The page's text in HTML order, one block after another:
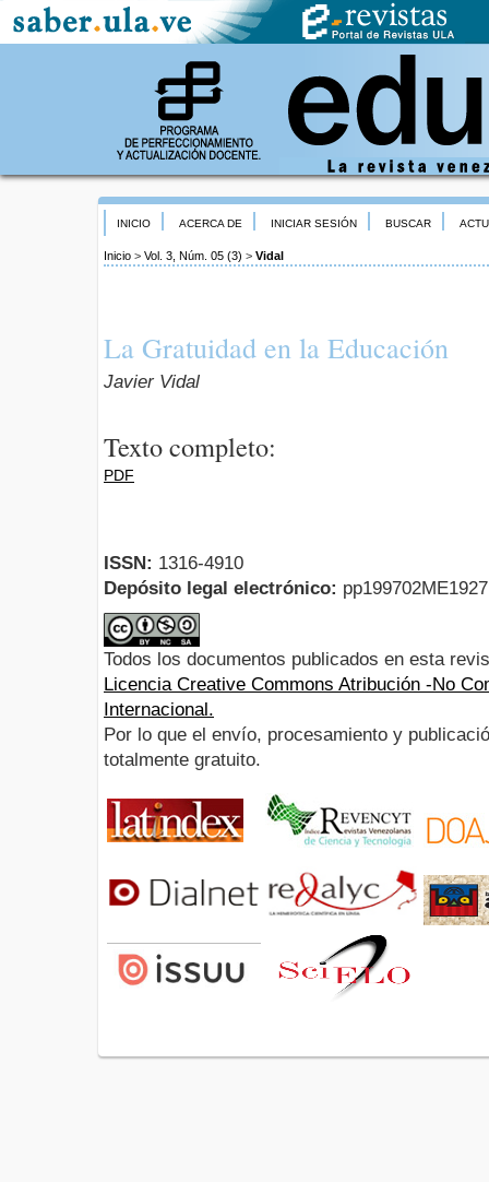
INICIO ACERCA DE INICIAR SESIÓN BUSCAR
Inicio > Vol. 3, Núm. 05 (3) > Vidal
La Gratuidad en la Educación
Javier Vidal
Texto completo:
PDF
ISSN: 1316-4910
Depósito legal electrónico:
Todos los documentos publicados en esta
Licencia Creative Commons Atribución -No
Internacional.
Por lo que el envío, procesamiento y
totalmente gratuito.